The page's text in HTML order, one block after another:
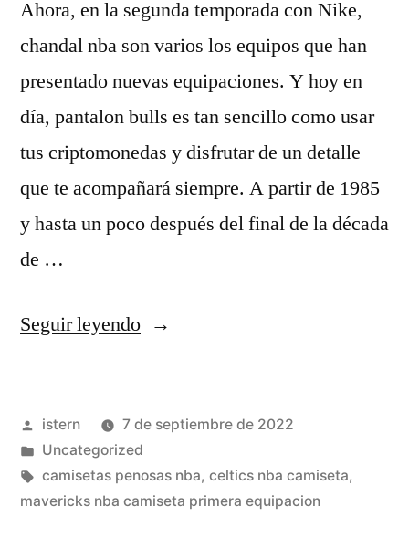
Ahora, en la segunda temporada con Nike,
chandal nba son varios los equipos que han
presentado nuevas equipaciones. Y hoy en
día, pantalon bulls es tan sencillo como usar
tus criptomonedas y disfrutar de un detalle
que te acompañará siempre. A partir de 1985
y hasta un poco después del final de la década
de …
Seguir leyendo«top
hombre»
Publicado
por
istern
7 de septiembre de 2022
Publicado
en
Uncategorized
Etiquetas:
camisetas penosas nba, celtics nba camiseta,
mavericks nba camiseta primera equipacion